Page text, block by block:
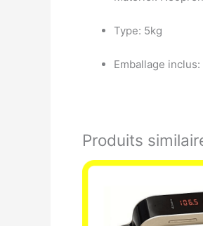
Type: 5kg
Emballage
Produits